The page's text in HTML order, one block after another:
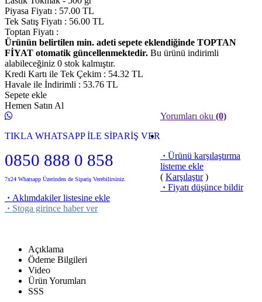
Piyasa Fiyatı : 57.00 TL
Tek Satış Fiyatı : 56.00 TL
Toptan Fiyatı :
Ürünün belirtilen min. adeti sepete eklendiğinde TOPTAN
FİYAT otomatik güncellenmektedir. Bu ürünü indirimli
alabileceğiniz 0 stok kalmıştır.
Kredi Kartı ile Tek Çekim : 54.32 TL
Havale ile İndirimli : 53.76 TL
Sepete ekle
Hemen Satın Al
TIKLA WHATSAPP İLE SİPARİŞ VER
0850 888 0 858
7x24 Whatsapp Üzerinden de Sipariş Verebilirsiniz.
Yorumları oku (0)
· Ürünü karşılaştırma
listeme ekle
( Karşılaştır)
· Fiyatı düşünce bildir
· Aklımdakiler listesine ekle
· Stoga girince haber ver
Açıklama
Ödeme Bilgileri
Video
Ürün Yorumları
SSS